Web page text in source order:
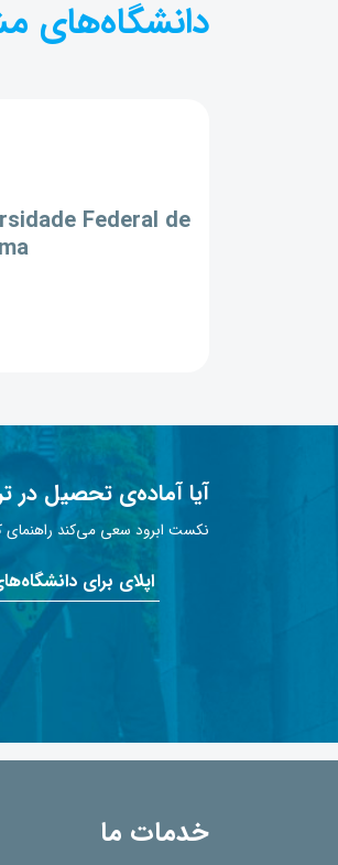
دانشگاه‌های
Federal de
آیا آماده‌ی تحصیل در
نکست ابرود سعی می‌کند راهنمای
اپلای برای
خدمات ما